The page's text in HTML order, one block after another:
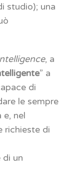
studio); una
, a
” a
di
le sempre
e, nel
richieste di
un